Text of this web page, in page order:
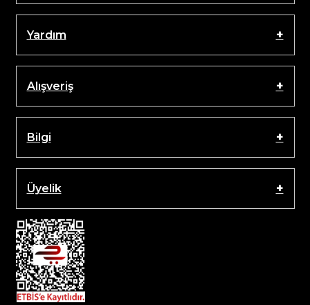
Yardım
Alışveriş
Bilgi
Üyelik